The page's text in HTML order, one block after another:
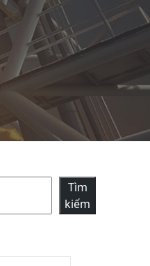
Tìm
kiếm